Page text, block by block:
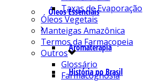
Óleos Essenciais
Aromaterapia
História no Brasil
Taxas de Evaporação
Óleos Vegetais
Manteigas Amazônica
Termos da Farmacopeia
Outros
Glossário
Farmacognosia